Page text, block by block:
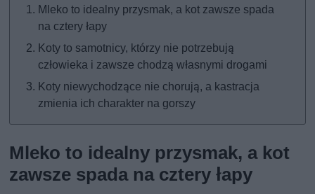
Mleko to idealny przysmak, a kot zawsze spada
na cztery łapy
Koty to samotnicy, którzy nie potrzebują
człowieka i zawsze chodzą własnymi drogami
Koty niewychodzące nie chorują, a kastracja
zmienia ich charakter na gorszy
Mleko to idealny przysmak, a kot
zawsze spada na cztery łapy